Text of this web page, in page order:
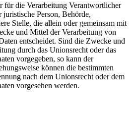
für die Verarbeitung Verantwortlicher
Person, Behörde,
Stelle, die allein oder gemeinsam mit
und Mittel der Verarbeitung von
entscheidet. Sind die Zwecke und
durch das Unionsrecht oder das
vorgegeben, so kann der
können die bestimmten
nach dem Unionsrecht oder dem
vorgesehen werden.